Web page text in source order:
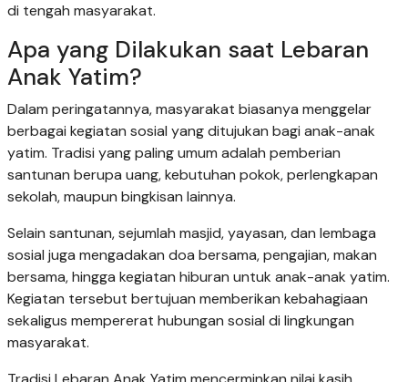
di tengah masyarakat.
Apa yang Dilakukan saat Lebaran
Anak Yatim?
Dalam peringatannya, masyarakat biasanya menggelar
berbagai kegiatan sosial yang ditujukan bagi anak-anak
yatim. Tradisi yang paling umum adalah pemberian
santunan berupa uang, kebutuhan pokok, perlengkapan
sekolah, maupun bingkisan lainnya.
Selain santunan, sejumlah masjid, yayasan, dan lembaga
sosial juga mengadakan doa bersama, pengajian, makan
bersama, hingga kegiatan hiburan untuk anak-anak yatim.
Kegiatan tersebut bertujuan memberikan kebahagiaan
sekaligus mempererat hubungan sosial di lingkungan
masyarakat.